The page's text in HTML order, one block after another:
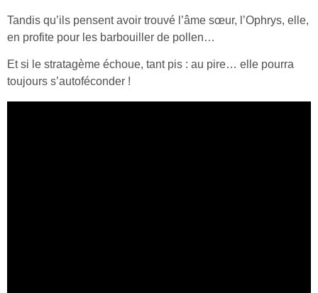
Tandis qu’ils pensent avoir trouvé l’âme sœur, l’Ophrys, elle,
en profite pour les barbouiller de pollen…
Et si le stratagème échoue, tant pis : au pire… elle pourra
toujours s’autoféconder !